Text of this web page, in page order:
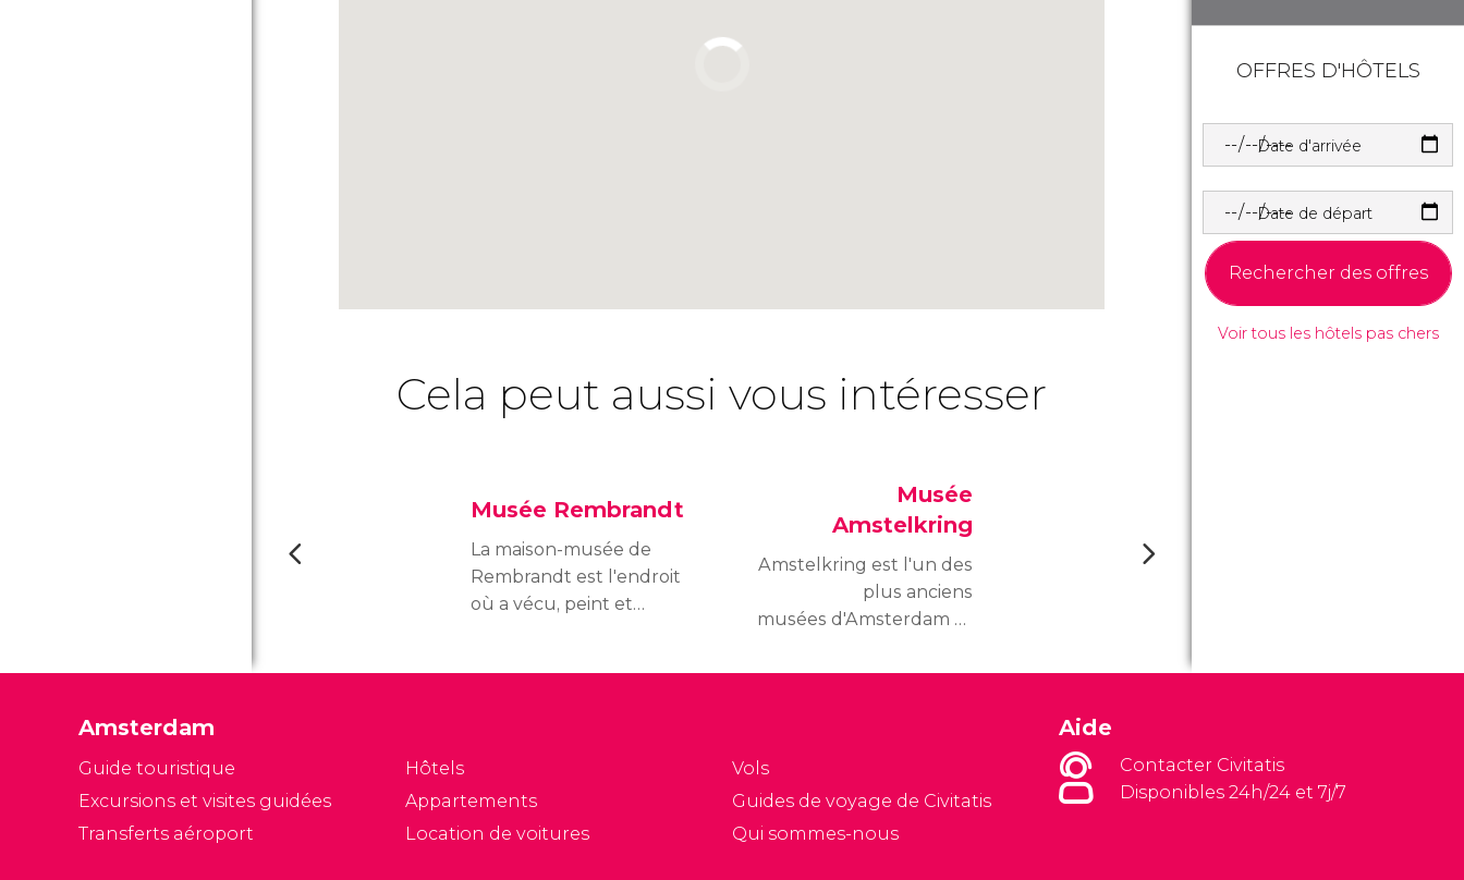
Cela peut aussi vous intéresser
Musée Rembrandt
La maison-musée de
Rembrandt est l'endroit
où a vécu, peint et
Musée
Amstelkring
Amstelkring est l'un des
plus anciens
musées d'Amsterdam et
surprenants.
OFFRES D'HÔTELS
Date d'arrivée
Date de départ
Rechercher des offres
Voir tous les hôtels pas chers
Amsterdam
Guide touristique
Excursions et visites guidées
Transferts aéroport
Hôtels
Appartements
Location de voitures
Vols
Guides de voyage de Civitatis
Qui sommes-nous
Aide
Contacter Civitatis
Disponibles 24h/24 et 7j/7